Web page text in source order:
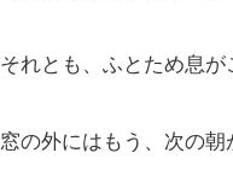
それとも、ふとため息が
窓の外にはもう、次の朝